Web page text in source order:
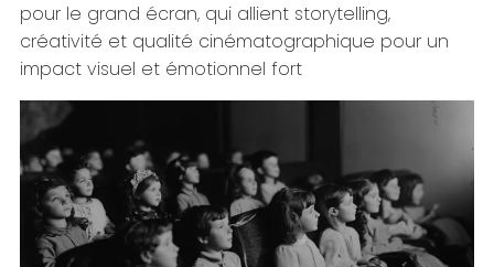
pour le grand écran, qui allient storytelling,
créativité et qualité cinématographique pour un
impact visuel et émotionnel fort